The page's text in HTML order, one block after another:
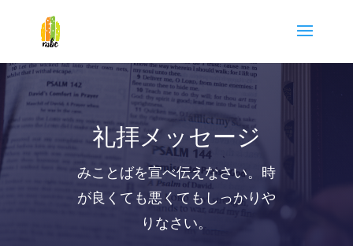
礼拝メッセージ
みことばを宣べ伝えなさい。時
が良くても悪くてもしっかりや
りなさい。